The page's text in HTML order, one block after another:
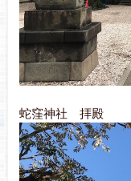
蛇窪神社 拝殿